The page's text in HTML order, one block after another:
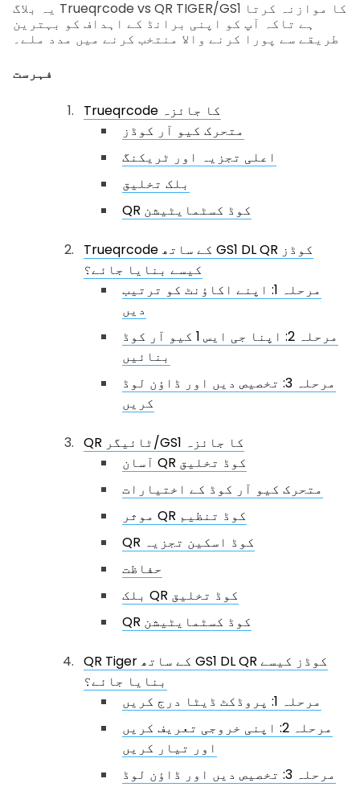
یہ بلاگ Trueqrcode vs QR TIGER/GS1 کا موازنہ کرتا
ہے تاکہ آپ کو اپنی برانڈ کے اہداف کو بہترین
طریقے سے پورا کرنے والا منتخب کرنے میں مدد ملے۔
فہرست
Trueqrcode کا جائزہ
متحرک کیو آر کوڈز
اعلی تجزیہ اور ٹریکنگ
بلک تخلیق
QR کوڈ کسٹمايٹیشن
Trueqrcode کے ساتھ GS1 DL QR کوڈز
کیسے بنایا جائے؟
مرحلہ 1: اپنے اکاؤنٹ کو ترتیب
دیں
مرحلہ 2: اپنا جی ایس 1 کیو آر کوڈ
بنائیں
مرحلہ 3: تخصیص دیں اور ڈاؤن لوڈ
کریں
QR ٹائیگر/GS1 کا جائزہ
آسان QR کوڈ تخلیق
متحرک کیو آر کوڈ کے اختیارات
موثر QR کوڈ تنظیم
QR کوڈ اسکین تجزیہ
حفاظت
بلک QR کوڈ تخلیق
QR کوڈ کسٹمايٹیشن
QR Tiger کے ساتھ GS1 DL QR کوڈز کیسے
بنایا جائے؟
مرحلہ 1: پروڈکٹ ڈیٹا درج کریں
مرحلہ 2: اپنی خروجی تعریف کریں
اور تیار کریں
مرحلہ 3: تخصیص دیں اور ڈاؤن لوڈ